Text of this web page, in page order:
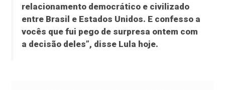
relacionamento democrático e civilizado
entre Brasil e Estados Unidos. E confesso a
vocês que fui pego de surpresa ontem com
a decisão deles”, disse Lula hoje.